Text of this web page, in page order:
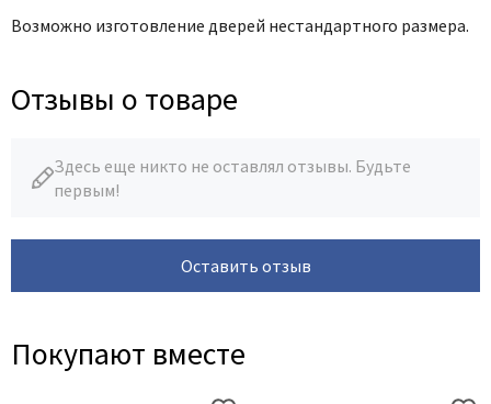
Возможно изготовление дверей нестандартного размера.
Отзывы о товаре
Здесь еще никто не оставлял отзывы. Будьте
первым!
Оставить отзыв
Покупают вместе